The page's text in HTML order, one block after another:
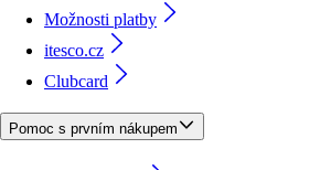
Možnosti platby
itesco.cz
Clubcard
Pomoc s prvním nákupem